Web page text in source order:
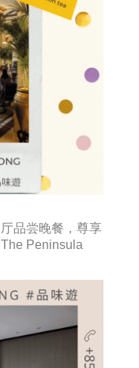
品尝晚餐，尊享
Peninsula